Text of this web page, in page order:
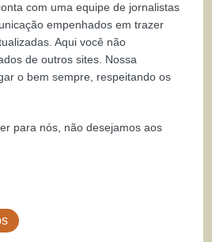
com uma equipe de jornalistas
empenhados em trazer
Aqui você não
de outros sites. Nossa
o bem sempre, respeitando os
para nós, não desejamos aos